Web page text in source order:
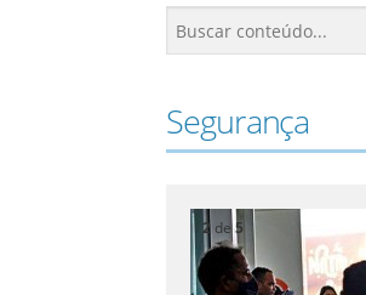
Segurança
2 de5